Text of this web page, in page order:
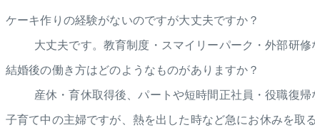
ケーキ作りの経験がないのですが大丈夫ですか？
大丈夫です。教育制度・スマイリーパーク・外部研
結婚後の働き方はどのようなものがありますか？
産休・育休取得後、パートや短時間正社員・役職復
子育て中の主婦ですが、熱を出した時など急にお休みを取